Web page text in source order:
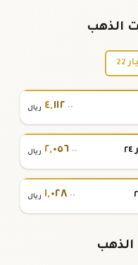
الذهب
22
٤,١١٢.٠٠ ريال
٢,٠٥٦.٠٠ ريال
١,٠٢٨.٠٠ ريال